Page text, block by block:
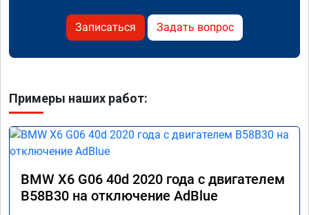
Записаться Задать вопрос
Примеры наших работ:
BMW X6 G06 40d 2020 года с двигателем
B58B30 на отключение AdBlue